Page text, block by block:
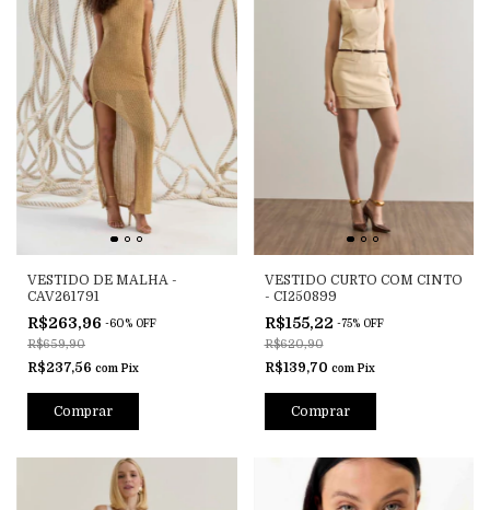
VESTIDO DE MALHA -
CAV261791
R$263,96 -60% OFF
R$659,90
R$237,56 com Pix
Comprar
VESTIDO CURTO COM CINTO
- CI250899
R$155,22 -75% OFF
R$620,90
R$139,70 com Pix
Comprar